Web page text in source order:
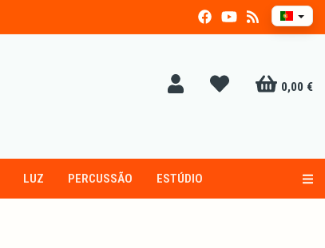
0,00 €
LUZ PERCUSSÃO ESTÚDIO